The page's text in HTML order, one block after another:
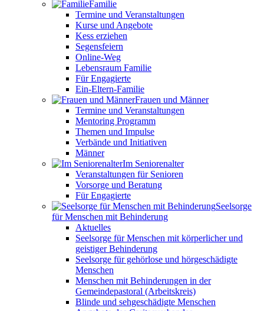
Familie
Termine und Veranstaltungen
Kurse und Angebote
Kess erziehen
Segensfeiern
Online-Weg
Lebensraum Familie
Für Engagierte
Ein-Eltern-Familie
Frauen und Männer
Termine und Veranstaltungen
Mentoring Programm
Themen und Impulse
Verbände und Initiativen
Männer
Im Seniorenalter
Veranstaltungen für Senioren
Vorsorge und Beratung
Für Engagierte
Seelsorge
für Menschen mit Behinderung
Aktuelles
Seelsorge für Menschen mit körperlicher und
geistiger Behinderung
Seelsorge für gehörlose und hörgeschädigte
Menschen
Menschen mit Behinderungen in der
Gemeindepastoral (Arbeitskreis)
Blinde und sehgeschädigte Menschen